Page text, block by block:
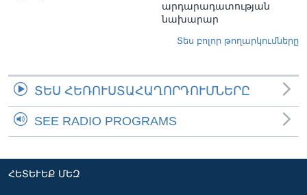
արդարադատության
նախարար
Տես բոլոր թողարկումները
ՏԵՍ ՀԵՌՈՒՍՏԱՀԱՂՈՐԴՈՒՄՆԵՐԸ
SEE RADIO PROGRAMS
ՀԵՏԵՒԵՔ ՄԵԶ